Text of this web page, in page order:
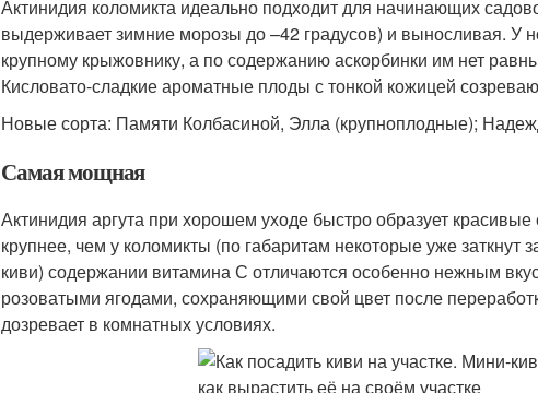
Актинидия коломикта идеально подходит для начинающих
выдерживает зимние морозы до –42 градусов) и выносливая. У
крупному крыжовнику, а по содержанию аскорбинки им нет
Кисловато-сладкие ароматные плоды с тонкой кожицей
Новые сорта: Памяти Колбасиной, Элла (крупноплодные);
Самая мощная
Актинидия аргута при хорошем уходе быстро образует
крупнее, чем у коломикты (по габаритам некоторые уже
киви) содержании витамина С отличаются особенно нежным
розоватыми ягодами, сохраняющими свой цвет после
дозревает в комнатных условиях.